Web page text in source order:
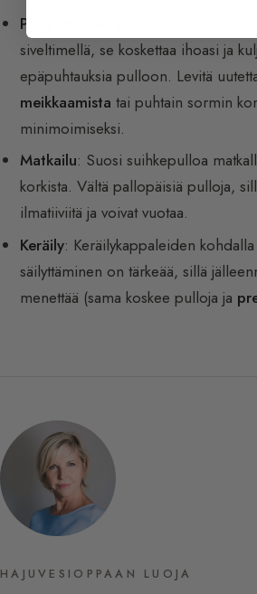
Parfyymiuute
siveltimellä, se koskettaa ihoasi ja
epäpuhtauksia pulloon. Levitä
meikkaamista tai puhtain sormin
minimoimiseksi.
Matkailu: Suosi suihkepulloa
korkista. Vältä pallopäisiä pulloja,
ilmatiiviitä ja voivat vuotaa.
Keräily: Keräilykappaleiden kohdalla
säilyttäminen on tärkeää, sillä
menettää (sama koskee pulloja ja
HAJUVESIOPPAAN LUOJA